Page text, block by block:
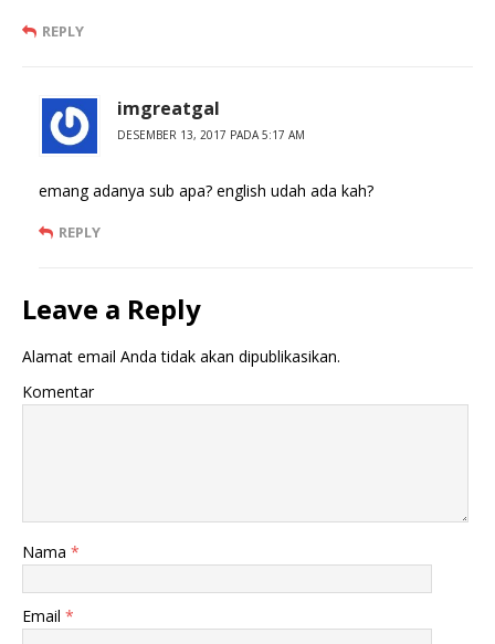
REPLY
imgreatgal
DESEMBER 13, 2017 PADA 5:17 AM
emang adanya sub apa? english udah ada kah?
REPLY
Leave a Reply
Alamat email Anda tidak akan dipublikasikan.
Komentar
Nama *
Email *